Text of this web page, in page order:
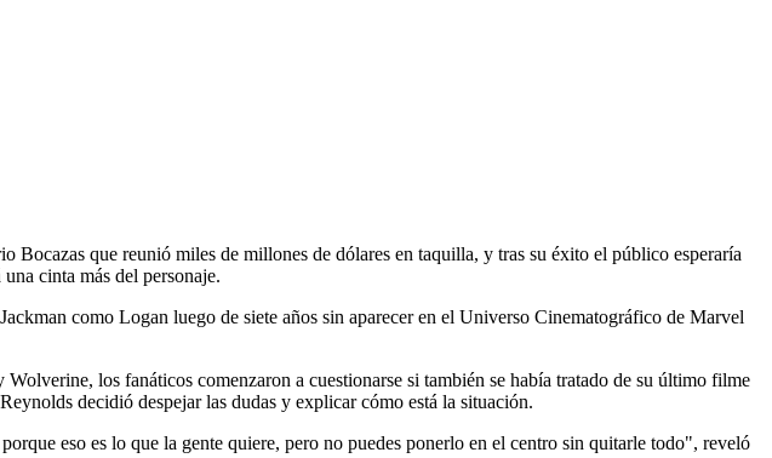
que reunió miles de millones de dólares en taquilla, y tras su éxito el público esperaría
cinta más del personaje.
como Logan luego de siete años sin aparecer en el Universo Cinematográfico de Marvel
los fanáticos comenzaron a cuestionarse si también se había tratado de su último filme
decidió despejar las dudas y explicar cómo está la situación.
eso es lo que la gente quiere, pero no puedes ponerlo en el centro sin quitarle todo", reveló